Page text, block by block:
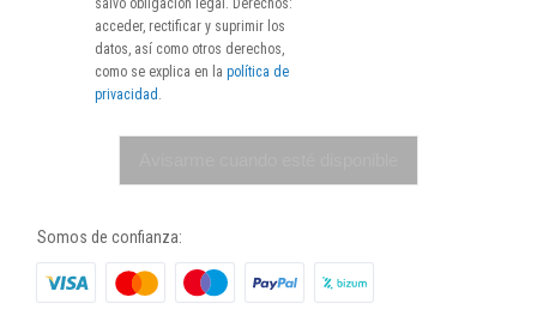
salvo obligación legal. Derechos:
acceder, rectificar y suprimir los
datos, así como otros derechos,
como se explica en la política de
privacidad .
Somos de confianza: